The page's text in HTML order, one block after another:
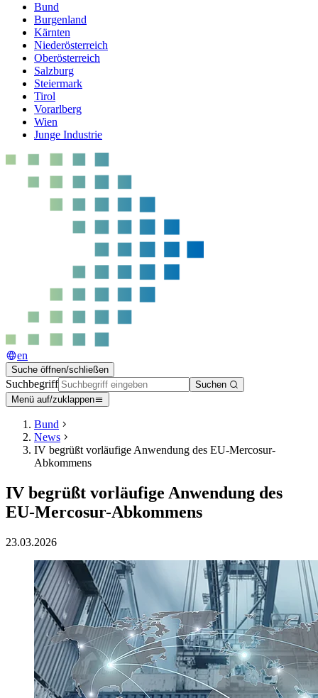
Bund
Burgenland
Kärnten
Niederösterreich
Oberösterreich
Salzburg
Steiermark
Tirol
Vorarlberg
Wien
Junge Industrie
en
Suche öffnen/schließen
Suchbegriff
Suchen
Menü auf/zuklappen
Bund
News
IV begrüßt vorläufige Anwendung des EU-Mercosur-
Abkommens
IV begrüßt vorläufige Anwendung des
EU-Mercosur-Abkommens
23.03.2026